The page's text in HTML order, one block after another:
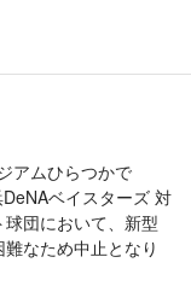
アムひらつかで
ベイスターズ 対
団において、新型
なため中止となり